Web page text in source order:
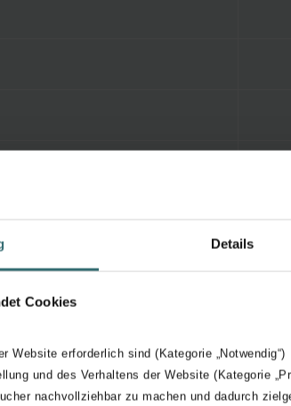
Details
Cookies
Website erforderlich sind (Kategorie „Notwendig“)
und des Verhaltens der Website (Kategorie
nachvollziehbar zu machen und dadurch